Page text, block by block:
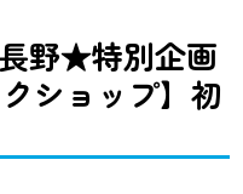
野★特別企画
ショップ】初